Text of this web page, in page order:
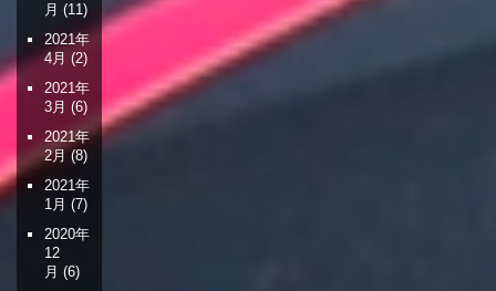
月 (11)
2021年
4月 (2)
2021年
3月 (6)
2021年
2月(8)
2021年
1月 (7)
2020年
12
月 (6)